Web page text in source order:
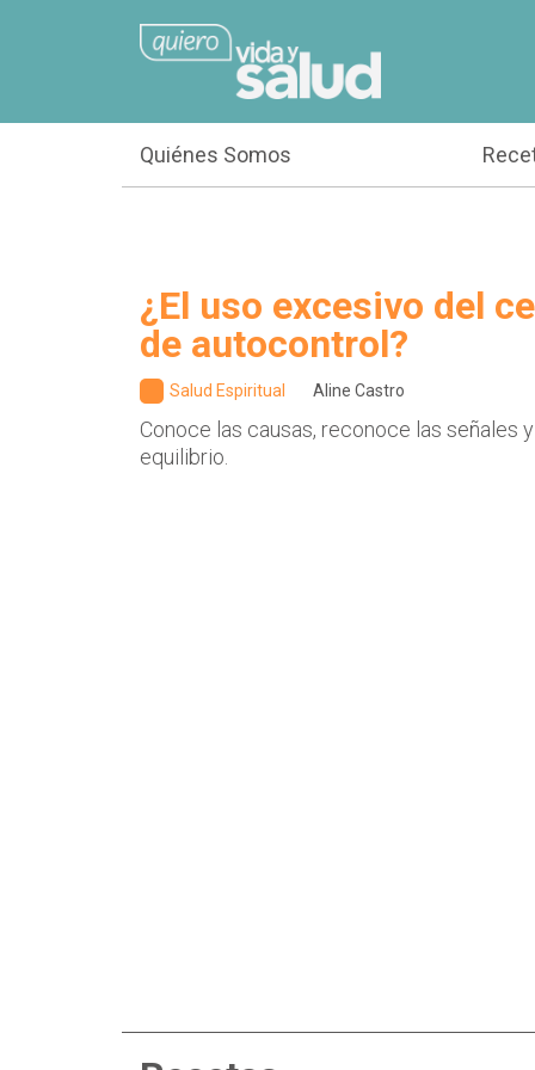
Quiénes Somos
¿El uso excesivo del
de autocontrol?
Salud Espiritual Aline Castro
Conoce las causas, reconoce las señales
equilibrio.